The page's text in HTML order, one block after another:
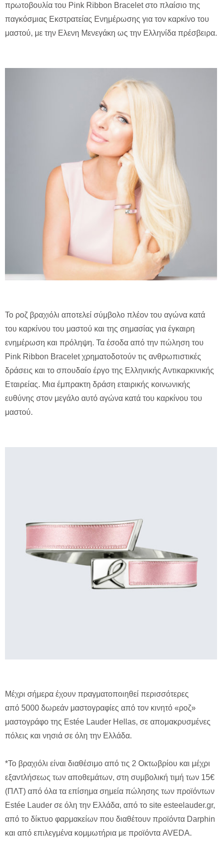
πρωτοβουλία του Pink Ribbon Bracelet στο πλαίσιο της
παγκόσμιας Εκστρατείας Ενημέρωσης για τον καρκίνο του
μαστού, με την Ελενη Μενεγάκη ως την Ελληνίδα πρέσβειρα.
Το ροζ βραχιόλι αποτελεί σύμβολο πλέον του αγώνα κατά
του καρκίνου του μαστού και της σημασίας για έγκαιρη
ενημέρωση και πρόληψη. Τα έσοδα από την πώληση του
Pink Ribbon Bracelet χρηματοδοτούν τις ανθρωπιστικές
δράσεις και το σπουδαίο έργο της Ελληνικής Αντικαρκινικής
Εταιρείας. Μια έμπρακτη δράση εταιρικής κοινωνικής
ευθύνης στον μεγάλο αυτό αγώνα κατά του καρκίνου του
μαστού.
Μέχρι σήμερα έχουν πραγματοποιηθεί περισσότερες
από 5000 δωρεάν μαστογραφίες από τον κινητό «ροζ»
μαστογράφο της Estée Lauder Hellas, σε απομακρυσμένες
πόλεις και νησιά σε όλη την Ελλάδα.
*Το βραχιόλι είναι διαθέσιμο από τις 2 Οκτωβρίου και μέχρι
εξαντλήσεως των αποθεμάτων, στη συμβολική τιμή των 15€
(ΠΛΤ) από όλα τα επίσημα σημεία πώλησης των προϊόντων
Estée Lauder σε όλη την Ελλάδα, από το site esteelauder.gr,
από το δίκτυο φαρμακείων που διαθέτουν προϊόντα Darphin
και από επιλεγμένα κομμωτήρια με προϊόντα AVEDA.